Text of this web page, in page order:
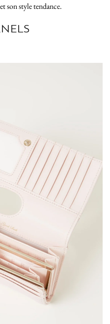
son style tendance.